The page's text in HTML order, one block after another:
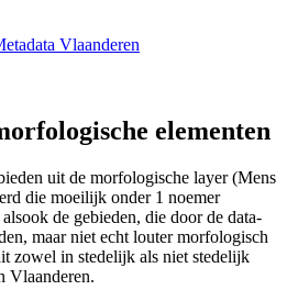
Vlaanderen
elementen
uit de morfologische layer (Mens
die moeilijk onder 1 noemer
de gebieden, die door de data-
maar niet echt louter morfologisch
zowel in stedelijk als niet stedelijk
Vlaanderen.